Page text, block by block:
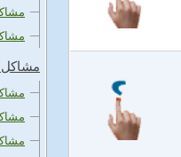
مشاكل